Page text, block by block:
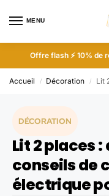
MENU
Offre flash ⚡ 10% de
Accueil / Décoration / Lit 2
DÉCORATION
Lit 2 places
conseils de
électrique